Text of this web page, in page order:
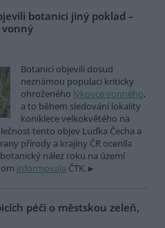
botanici jiný poklad –
Botanici objevili dosud
neznámou populaci kriticky
ohroženého lýkovce vonného,
a to během sledování lokality
koniklece velkokvětého na
tento objev Luďka Čecha a
přírody a krajiny ČR ocenila
nález roku na území
informovala ČTK.
péči o městskou zeleň,